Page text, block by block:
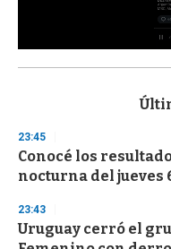
s
d
s
o
f
3
s
e
23:45
Conocé los
nocturna del jueves
23:43
Uruguay cerró el